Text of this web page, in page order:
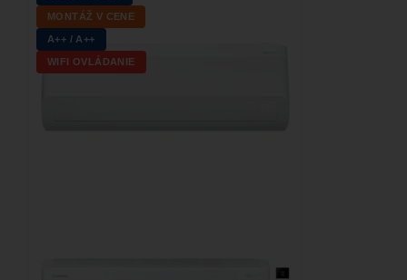
MONTÁŽ V CENE
A++ / A++
WIFI OVLÁDANIE